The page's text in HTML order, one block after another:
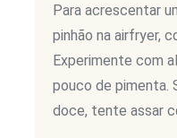
Para acrescentar
pinhão na airfryer,
Experimente com
pouco de pimenta.
doce, tente assar